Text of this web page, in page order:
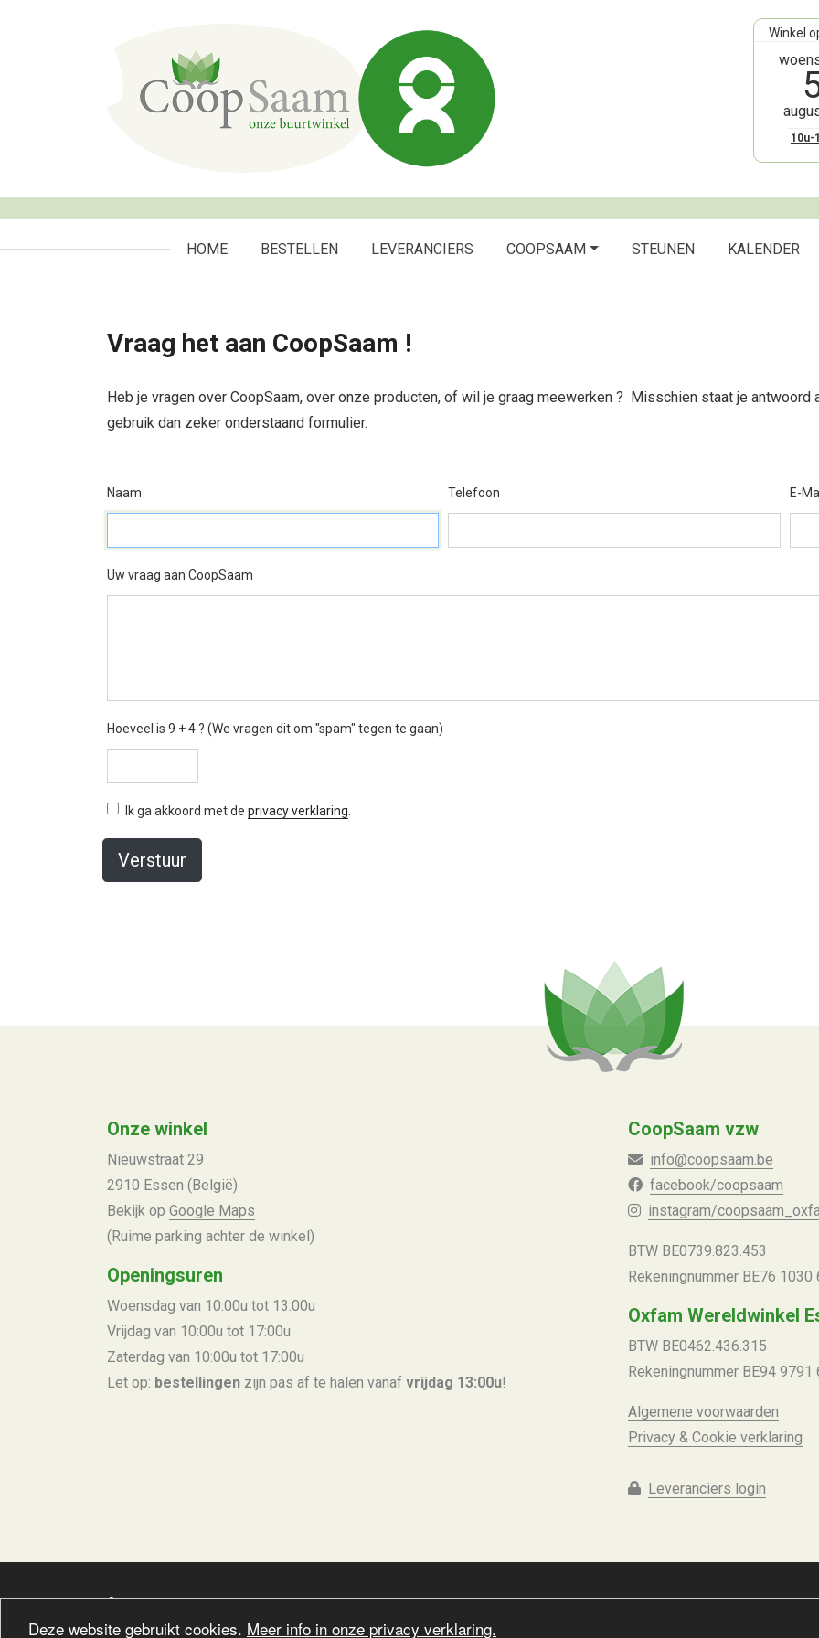
Deze website gebruikt cookies. Meer info in onze privacy verklaring.
Winkel
10u-
HOME BESTELLEN LEVERANCIERS COOPSAAM
LOCATIE
BESTUUR STEUNEN KALENDER
Vraag het aan CoopSaam !
Heb je vragen over CoopSaam, over onze producten, of wil je graag meewerken ? Misschien staat je
gebruik dan zeker onderstaand formulier.
Naam Telefoon E-
Uw vraag aan CoopSaam
Hoeveel is 9 + 4 ? (We vragen dit om "spam" tegen te gaan)
Ik ga akkoord met de privacy verklaring
Onze winkel
Nieuwstraat 29
2910 Essen (België)
Bekijk op Google Maps
(Ruime parking achter de winkel)
Openingsuren
Woensdag van 10:00u tot 13:00u
Vrijdag van 10:00u tot 17:00u
Zaterdag van 10:00u tot 17:00u
Let op: bestellingen zijn pas af te halen vanaf vrijdag 13:00u!
CoopSaam vzw
info@coopsaam.be
facebook/coopsaam
instagram/
BTW BE0739.823.453
Rekeningnummer BE76 1030
Oxfam Wereldwinkel
BTW BE0462.436.315
Rekeningnummer BE94 9791
Algemene voorwaarden
Privacy & Cookie verklaring
Leveranciers login
©2026 - CoopSaam vzw